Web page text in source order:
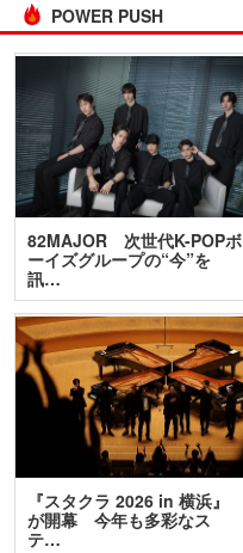
POWER PUSH
82MAJOR 次世代K-POPボ
ーイズグループの“今”を
訊…
『スタクラ 2026 in 横浜』
が開幕 今年も多彩なス
テ…